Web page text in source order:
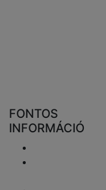
FONTOS
INFORMÁCIÓ